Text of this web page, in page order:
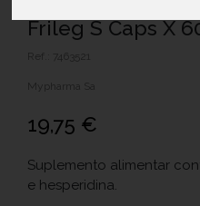
Frileg S Caps X
Ref.: 7463521
19,75 €
Suplemento alimentar
e hesperidina.